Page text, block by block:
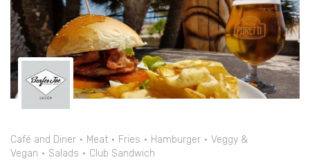
Café and Diner Meat Fries Hamburger
Veggy &
Vegan
Salads Club Sandwich